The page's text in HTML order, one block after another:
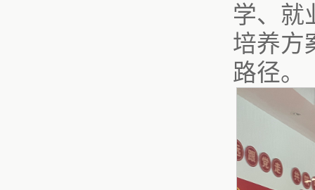
学、就
培养方
路径。